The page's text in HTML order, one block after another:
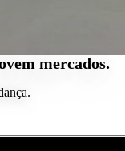
mercados.